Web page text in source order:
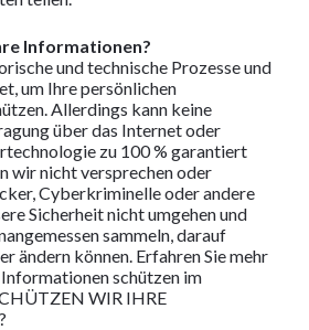
Informationen?
und technische Prozesse und
um Ihre persönlichen
Allerdings kann keine
über das Internet oder
zu 100 % garantiert
wir nicht versprechen oder
Cyberkriminelle oder andere
Sicherheit nicht umgehen und
sammeln, darauf
ändern können. Erfahren Sie mehr
schützen im
WIR IHRE